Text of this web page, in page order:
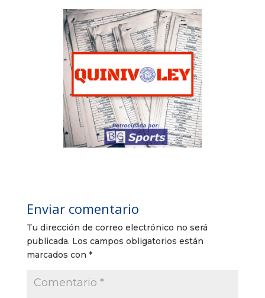
Enviar comentario
Tu dirección de correo electrónico no será
publicada. Los campos obligatorios están
marcados con *